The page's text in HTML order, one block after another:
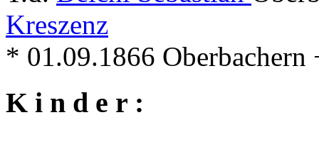
Kreszenz
* 01.09.1866 Oberbachern
K i n d e r :